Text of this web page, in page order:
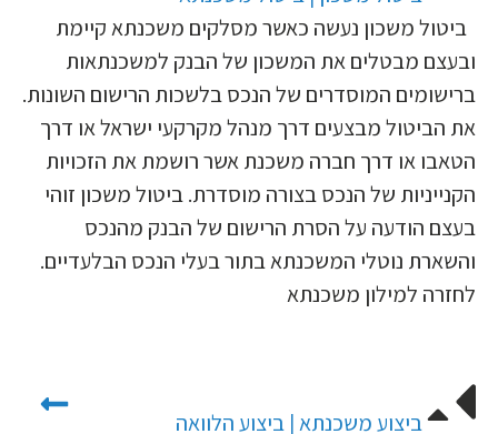
ביטול משכון נעשה כאשר מסלקים משכנתא קיימת
ובעצם מבטלים את המשכון של הבנק למשכנתאות
ברישומים המוסדרים של הנכס בלשכות הרישום השונות.
את הביטול מבצעים דרך מנהל מקרקעי ישראל או דרך
הטאבו או דרך חברה משכנת אשר רושמת את הזכויות
הקנייניות של הנכס בצורה מוסדרת. ביטול משכון זוהי
בעצם הודעה על הסרת הרישום של הבנק מהנכס
והשארת נוטלי המשכנתא בתור בעלי הנכס הבלעדיים.
לחזרה למילון משכנתא
ביצוע משכנתא | ביצוע הלוואה